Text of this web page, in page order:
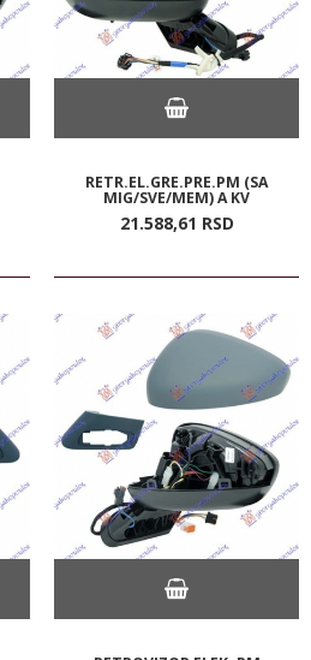
RETR.EL.GRE.PRE.PM (SA
MIG/SVE/MEM) A KV
21.588,61 RSD